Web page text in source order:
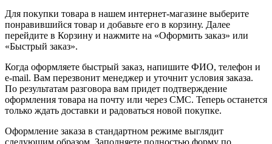
Для покупки товара в нашем интернет-магазине выберите
понравившийся товар и добавьте его в корзину. Далее
перейдите в Корзину и нажмите на «Оформить заказ» или
«Быстрый заказ».
Когда оформляете быстрый заказ, напишите ФИО, телефон и
e-mail. Вам перезвонит менеджер и уточнит условия заказа.
По результатам разговора вам придет подтверждение
оформления товара на почту или через СМС. Теперь останется
только ждать доставки и радоваться новой покупке.
Оформление заказа в стандартном режиме выглядит
следующим образом. Заполняете полностью форму по